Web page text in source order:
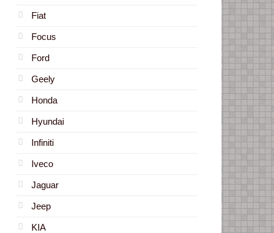
Fiat
Focus
Ford
Geely
Honda
Hyundai
Infiniti
Iveco
Jaguar
Jeep
KIA